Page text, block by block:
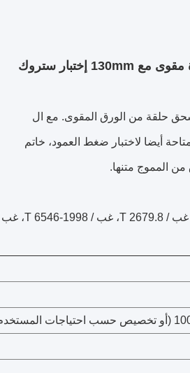
سحق حلقة من الورق المقوى. مع ال
أيضا لاختبار ضغط العمود، خاتم
المموج متنها.